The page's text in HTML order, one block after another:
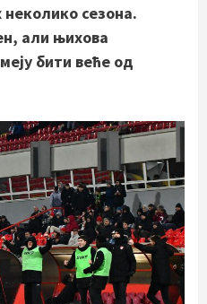
сезона.
али њихова
бити веће од